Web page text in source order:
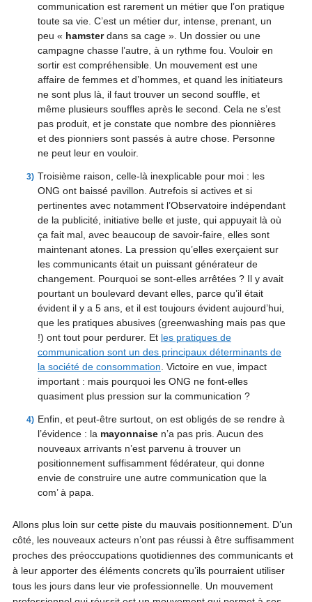
communication est rarement un métier que l’on pratique
toute sa vie. C’est un métier dur, intense, prenant, un
peu « hamsterdans sa cage ». Un dossier ou une
campagne chasse l’autre, à un rythme fou. Vouloir en
sortir est compréhensible. Un mouvement est une
affaire de femmes et d’hommes, et quand les initiateurs
ne sont plus là, il faut trouver un second souffle, et
même plusieurs souffles après le second. Cela ne s’est
pas produit, et je constate que nombre des pionnières
et des pionniers sont passés à autre chose. Personne
ne peut leur en vouloir.
Troisième raison, celle-là inexplicable pour moi : les
ONG ont baissé pavillon. Autrefois si actives et si
pertinentes avec notamment l’Observatoire indépendant
de la publicité, initiative belle et juste, qui appuyait là où
ça fait mal, avec beaucoup de savoir-faire, elles sont
maintenant atones. La pression qu’elles exerçaient sur
les communicants était un puissant générateur de
changement. Pourquoi se sont-elles arrêtées ? Il y avait
pourtant un boulevard devant elles, parce qu’il était
évident il y a 5 ans, et il est toujours évident aujourd’hui,
que les pratiques abusives (greenwashing mais pas que
!) ont tout pour perdurer. Et les pratiques de
communication sont un des principaux déterminants de
la société de consommation . Victoire en vue, impact
important : mais pourquoi les ONG ne font-elles
quasiment plus pression sur la communication ?
Enfin, et peut-être surtout, on est obligés de se rendre à
l’évidence : la mayonnaisen’a pas pris. Aucun des
nouveaux arrivants n’est parvenu à trouver un
positionnement suffisamment fédérateur, qui donne
envie de construire une autre communication que la
com’ à papa.
Allons plus loin sur cette piste du mauvais positionnement. D’un
côté, les nouveaux acteurs n’ont pas réussi à être suffisamment
proches des préoccupations quotidiennes des communicants et
à leur apporter des éléments concrets qu’ils pourraient utiliser
tous les jours dans leur vie professionnelle. Un mouvement